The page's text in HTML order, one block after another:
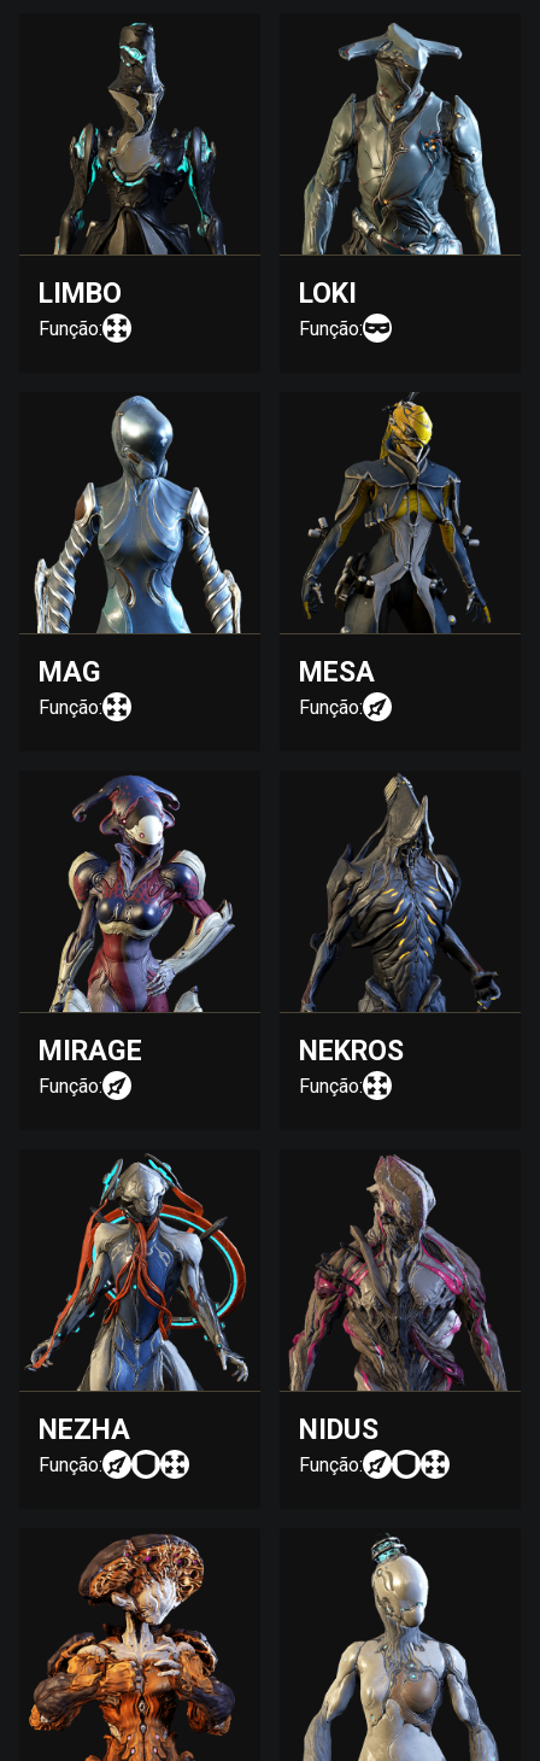
LIMBO
Função:
LOKI
Função:
MAG
Função:
MESA
Função:
MIRAGE
Função:
NEKROS
Função:
NEZHA
Função:
NIDUS
Função: